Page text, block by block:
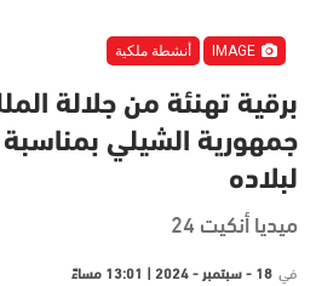
أنشطة ملكية
برقية تهنئة من جلالة
جمهورية الشيلي بمناسبة
لبلاده
ميديا أنكيت 24
في 18 - سبتمبر - 2024 | 13:01 مساءً